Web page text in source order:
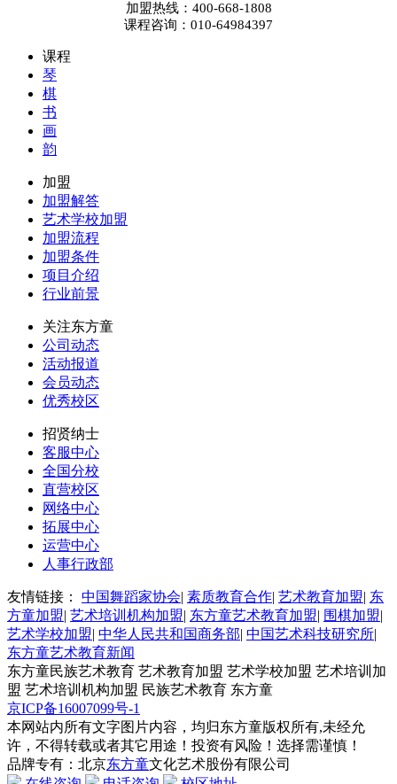
加盟热线： 400-668-1808
课程咨询： 010-64984397
课程
琴
棋
书
画
韵
加盟
加盟解答
艺术学校加盟
加盟流程
加盟条件
项目介绍
行业前景
关注东方童
公司动态
活动报道
会员动态
优秀校区
招贤纳士
客服中心
全国分校
直营校区
网络中心
拓展中心
运营中心
人事行政部
友情链接： 中国舞蹈家协会| 素质教育合作| 艺术教育加盟| 东
方童加盟| 艺术培训机构加盟| 东方童艺术教育加盟| 围棋加盟|
艺术学校加盟| 中华人民共和国商务部| 中国艺术科技研究所|
东方童艺术教育新闻
东方童民族艺术教育 艺术教育加盟 艺术学校加盟 艺术培训加
盟 艺术培训机构加盟 民族艺术教育 东方童
京ICP备16007099号-1
本网站内所有文字图片内容，均归东方童版权所有,未经允
许，不得转载或者其它用途！投资有风险！选择需谨慎！
品牌专有：北京东方童文化艺术股份有限公司